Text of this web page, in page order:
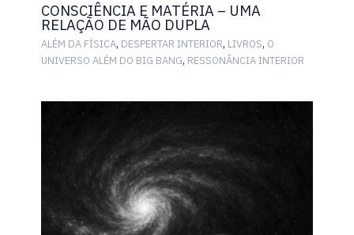
CONSCIÊNCIA E MATÉRIA – UMA
RELAÇÃO DE MÃO DUPLA
ALÉM DA FÍSICA, DESPERTAR INTERIOR, LIVROS, O
UNIVERSO ALÉM DO BIG BANG, RESSONÂNCIA INTERIOR